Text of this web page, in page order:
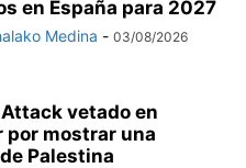
en España para 2027
Medina - 03/08/2026
vetado en
por mostrar una
Palestina